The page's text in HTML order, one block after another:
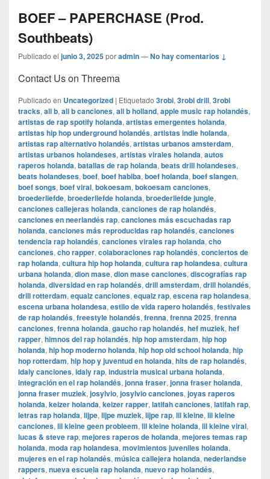
BOEF – PAPERCHASE (Prod.
Southbeats)
Publicado el junio 3, 2025poradmin—No hay comentarios ↓
Contact Us on Threema
Publicado en Uncategorized | Etiquetado 3robi, 3robi drill, 3robi
tracks, ali b, ali b canciones, ali b holland, apple music rap holandés,
artistas de rap spotify holanda, artistas emergentes holanda,
artistas hip hop underground holandés, artistas indie holanda,
artistas rap alternativo holandés, artistas urbanos amsterdam,
artistas urbanos holandeses, artistas virales holanda, autos
raperos holanda, batallas de rap holanda, beats drill holandeses,
beats holandeses, boef, boef habiba, boef holanda, boef slangen,
boef songs, boef viral, bokoesam, bokoesam canciones,
broederliefde, broederliefde holanda, broederliefde jungle,
canciones callejeras holanda, canciones de rap holandés,
canciones en neerlandés rap, canciones más escuchadas rap
holanda, canciones más reproducidas rap holandés, canciones
tendencia rap holandés, canciones virales rap holanda, cho
canciones, cho rapper, colaboraciones rap holandés, conciertos de
rap holanda, cultura hip hop holanda, cultura rap holandesa, cultura
urbana holanda, dion mase, dion mase canciones, discografías rap
holanda, diversidad en rap holandés, drill amsterdam, drill holandés,
drill rotterdam, equalz canciones, equalz rap, escena rap holandesa,
escena urbana holandesa, estilo de vida rapero holandés, festivales
de rap holandés, freestyle holandés, frenna, frenna 2025, frenna
canciones, frenna holanda, gaucho rap holandés, hef muziek, hef
rapper, himnos del rap holandés, hip hop amsterdam, hip hop
holanda, hip hop moderno holanda, hip hop old school holanda, hip
hop rotterdam, hip hop y juventud en holanda, hits de rap holandés,
idaly canciones, idaly rap, industria musical urbana holanda,
integración en el rap holandés, jonna fraser, jonna fraser holanda,
jonna fraser muziek, josylvio, josylvio canciones, joyas raperos
holanda, keizer holanda, keizer rapper, latifah canciones, latifah rap,
letras rap holanda, lijpe, lijpe muziek, lijpe rap, lil kleine, lil kleine
canciones, lil kleine geen probleem, lil kleine holanda, lil kleine viral,
lucas & steve rap, mejores raperos de holanda, mejores temas rap
holanda, moda rap holandesa, movimientos juveniles holanda,
mujeres en el rap holandés, música callejera holanda, nederlandse
rappers, nueva escuela rap holanda, nuevo rap holandés,